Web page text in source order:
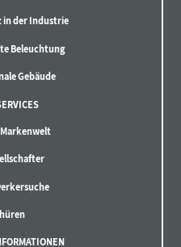
in der Industrie
Beleuchtung
Gebäude
Markenwelt